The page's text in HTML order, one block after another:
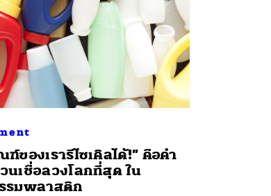
ของเรารีไซเคิลได้!” คือคำ
นเชื่อลวงโลกที่สุด ใน
รมพลาสติก